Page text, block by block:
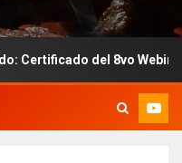
del 8vo Webinar